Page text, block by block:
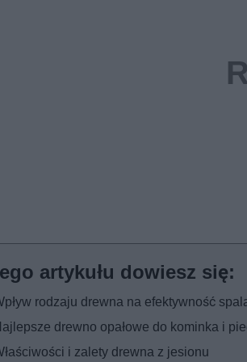
rodzaju drewna na efektywność
drewno opałowe do kominka i
i zalety drewna z jesionu